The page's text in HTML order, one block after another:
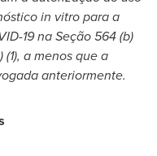
in vitro para a
19 na Seção 564 (b)
(1), a menos que a
anteriormente.